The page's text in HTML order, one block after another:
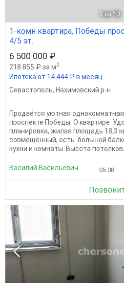
1 из 10
1-комн квартира, Победы
4/5 эт.
6 500 000 ₽
218 855 ₽ за м2
Ипотека от 14 444 ₽ в месяц
Севастополь, Нахимовский р-н
Продаётся уютная
проспекте Победы. О квартире
планировка, жилая площадь 18,3
совмещённый, есть большой
кухни и комнаты. Высота потолков...
Василий Васильевич 05.08